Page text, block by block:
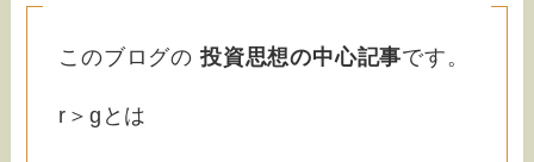
このブログの 投資思想の中心記事です。
r＞gとは